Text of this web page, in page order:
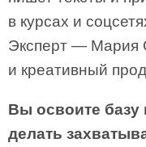
в курсах и
Эксперт — Мария
и креативный
Вы освоите базу
делать